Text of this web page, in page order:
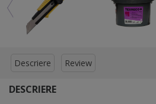
Descriere Review
DESCRIERE